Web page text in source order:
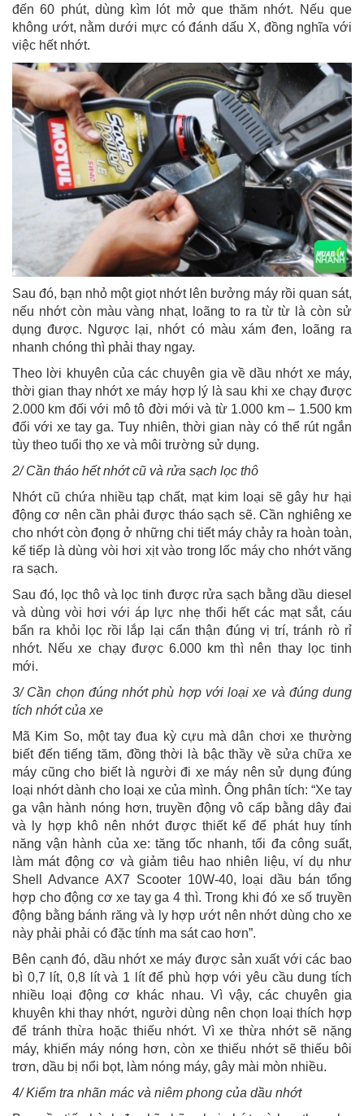
đến 60 phút, dùng kìm lót mở que thăm nhớt. Nếu que
không ướt, nằm dưới mực có đánh dấu X, đồng nghĩa với
việc hết nhớt.
Sau đó, bạn nhỏ một giọt nhớt lên bưởng máy rồi quan sát,
nếu nhớt còn màu vàng nhạt, loãng to ra từ từ là còn sử
dụng được. Ngược lại, nhớt có màu xám đen, loãng ra
nhanh chóng thì phải thay ngay.
Theo lời khuyên của các chuyên gia về dầu nhớt xe máy,
thời gian thay nhớt xe máy hợp lý là sau khi xe chạy được
2.000 km đối với mô tô đời mới và từ 1.000 km – 1.500 km
đối với xe tay ga. Tuy nhiên, thời gian này có thể rút ngắn
tùy theo tuổi thọ xe và môi trường sử dụng.
2/ Cần tháo hết nhớt cũ và rửa sạch lọc thô
Nhớt cũ chứa nhiều tạp chất, mạt kim loại sẽ gây hư hại
động cơ nên cần phải được tháo sạch sẽ. Cần nghiêng xe
cho nhớt còn đọng ở những chi tiết máy chảy ra hoàn toàn,
kế tiếp là dùng vòi hơi xịt vào trong lốc máy cho nhớt văng
ra sạch.
Sau đó, lọc thô và lọc tinh được rửa sạch bằng dầu diesel
và dùng vòi hơi với áp lực nhẹ thổi hết các mạt sắt, cáu
bẩn ra khỏi lọc rồi lắp lại cẩn thận đúng vị trí, tránh rò rỉ
nhớt. Nếu xe chạy được 6.000 km thì nên thay lọc tinh
mới.
3/ Cần chọn đúng nhớt phù hợp với loại xe và đúng dung
tích nhớt của xe
Mã Kim So, một tay đua kỳ cựu mà dân chơi xe thường
biết đến tiếng tăm, đồng thời là bậc thầy về sửa chữa xe
máy cũng cho biết là người đi xe máy nên sử dụng đúng
loại nhớt dành cho loại xe của mình. Ông phân tích: “Xe tay
ga vận hành nóng hơn, truyền động vô cấp bằng dây đai
và ly hợp khô nên nhớt được thiết kế để phát huy tính
năng vận hành của xe: tăng tốc nhanh, tối đa công suất,
làm mát động cơ và giảm tiêu hao nhiên liệu, ví dụ như
Shell Advance AX7 Scooter 10W-40, loại dầu bán tổng
hợp cho động cơ xe tay ga 4 thì. Trong khi đó xe số truyền
động bằng bánh răng và ly hợp ướt nên nhớt dùng cho xe
này phải phải có đặc tính ma sát cao hơn”.
Bên cạnh đó, dầu nhớt xe máy được sản xuất với các bao
bì 0,7 lít, 0,8 lít và 1 lít để phù hợp với yêu cầu dung tích
nhiều loại động cơ khác nhau. Vì vậy, các chuyên gia
khuyên khi thay nhớt, người dùng nên chọn loại thích hợp
để tránh thừa hoặc thiếu nhớt. Vì xe thừa nhớt sẽ nặng
máy, khiến máy nóng hơn, còn xe thiếu nhớt sẽ thiếu bôi
trơn, dầu bị nổi bọt, làm nóng máy, gây mài mòn nhiều.
4/ Kiểm tra nhãn mác và niêm phong của dầu nhớt